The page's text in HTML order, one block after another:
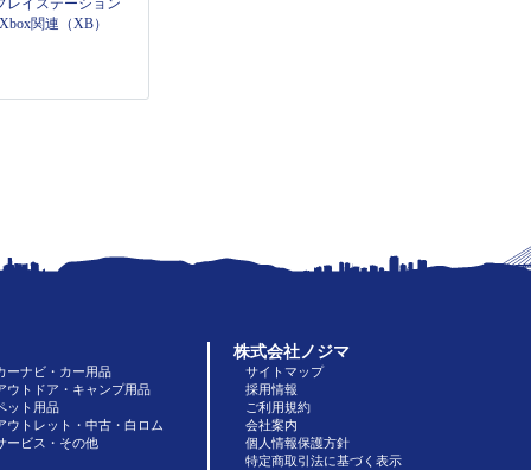
レイステーション
Xbox関連（XB）
ーナビ・カー用品
ウトドア・キャンプ用品
ット用品
ウトレット・中古・白ロム
ービス・その他
株式会社ノジマ
サイトマップ
採用情報
ご利用規約
会社案内
個人情報保護方針
特定商取引法に基づく表示